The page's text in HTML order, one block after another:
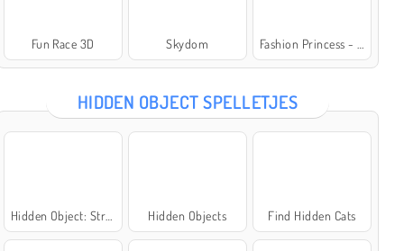
Fun Race 3D Skydom
HIDDEN OBJECT SPELLETJES
Hidden Objects Find Hidden Cats